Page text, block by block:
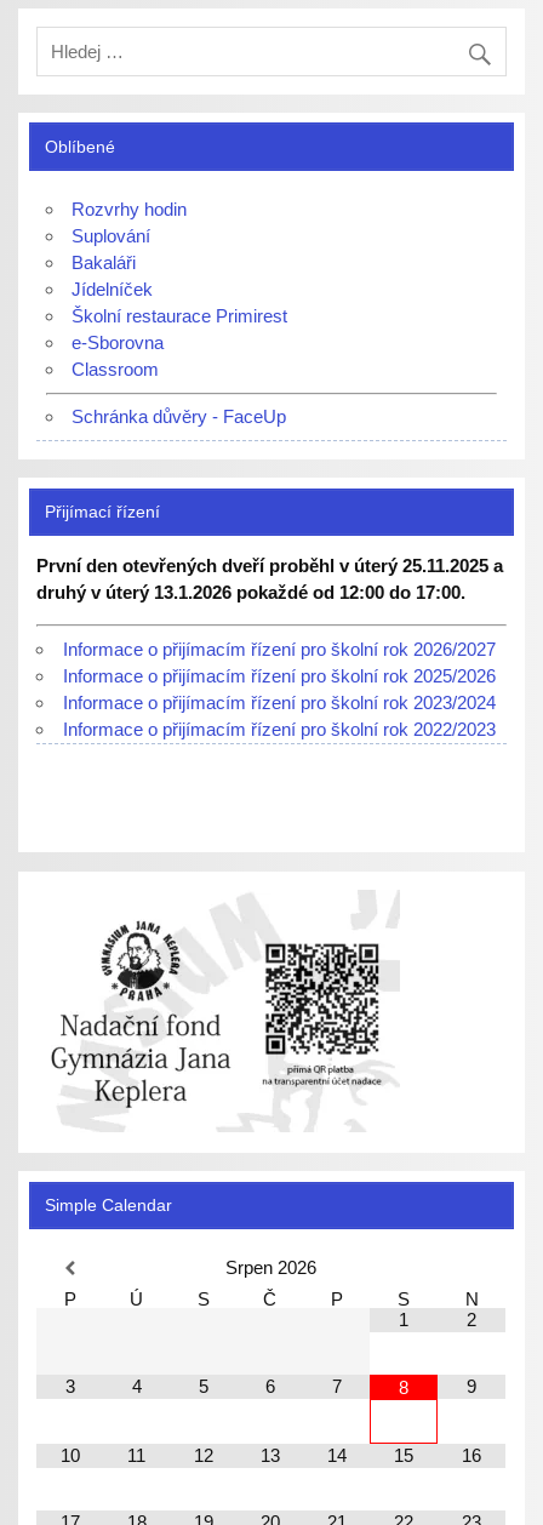
Oblíbené
Rozvrhy hodin
Suplování
Bakaláři
Jídelníček
Školní restaurace Primirest
e-Sborovna
Classroom
Schránka důvěry - FaceUp
Přijímací řízení
První den otevřených dveří proběhl v úterý 25.11.2025 a
druhý v úterý 13.1.2026 pokaždé od 12:00 do 17:00.
Informace o přijímacím řízení pro školní rok 2026/2027
Informace o přijímacím řízení pro školní rok 2025/2026
Informace o přijímacím řízení pro školní rok 2023/2024
Informace o přijímacím řízení pro školní rok 2022/2023
Simple Calendar
Srpen 2026
P
Ú S Č P S
N
1
2
3 4 5 6 7 8 9
10 11 12 13 14 15 16